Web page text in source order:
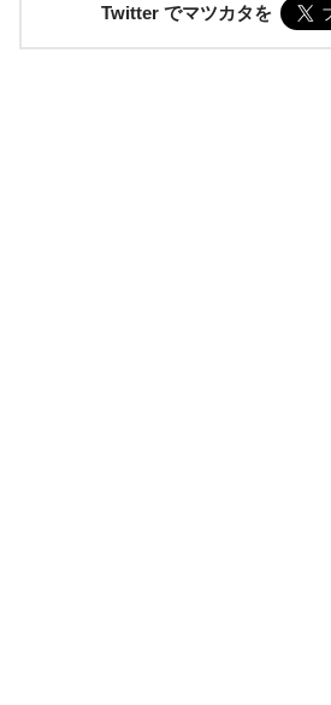
Twitter でマツカタを